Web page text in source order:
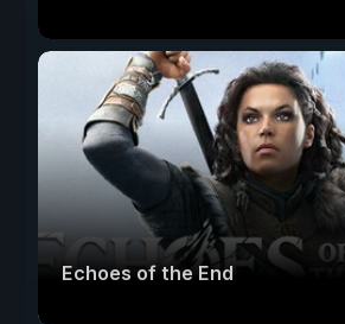
Echoes of the End